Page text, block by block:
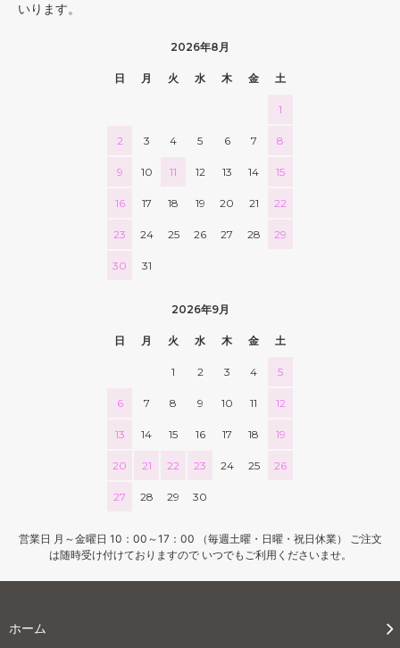
いります。
2026年8月
日 月 火 水 木 金 土
1
2 3 4 5 6 7 8
9 10 11 12 13 14 15
16 17 18 19 20 21 22
23 24 25 26 27 28 29
30 31
2026年9月
日 月 火 水 木 金 土
1 2 3 4 5
6 7 8 9 10 11 12
13 14 15 16 17 18 19
20 21 22 23 24 25 26
27 28 29 30
営業日 月～金曜日 10：00～17：00 （毎週土曜・日曜・祝日休業） ご注文
は随時受け付けておりますので いつでもご利用くださいませ。
ホーム